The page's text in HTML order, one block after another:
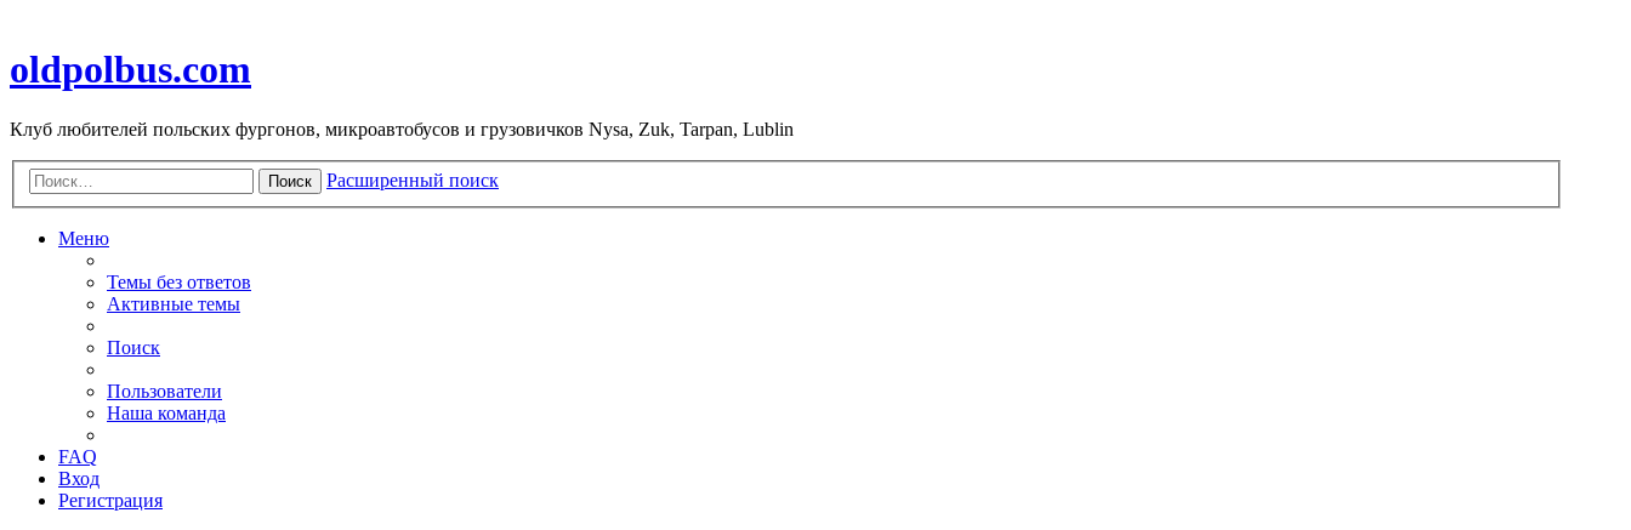
oldpolbus.com
Клуб любителей польских фургонов, микроавтобусов и грузовичков Nysa, Zuk, Tarpan, Lublin
Поиск Расширенный поиск
Меню
Темы без ответов
Активные темы
Поиск
Пользователи
Наша команда
FAQ
Вход
Регистрация